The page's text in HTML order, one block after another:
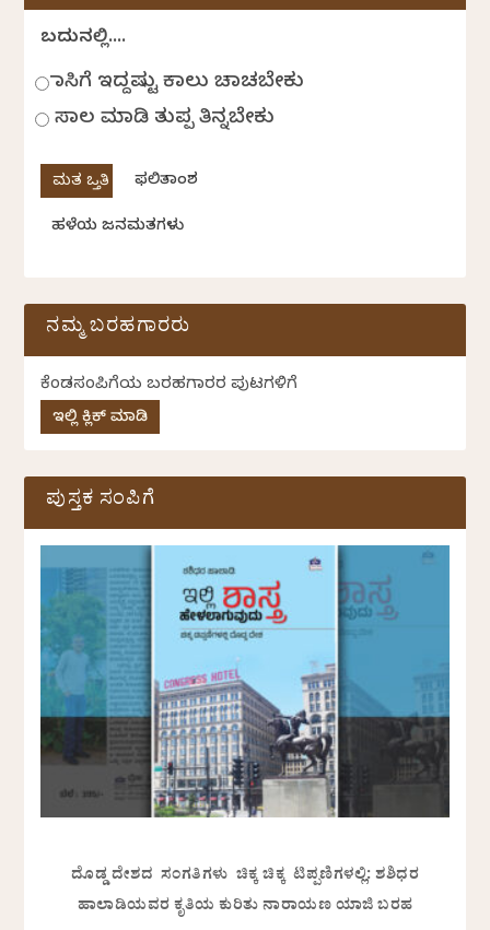
ಬದುಕಿನಲ್ಲಿ....
ಹಾಸಿಗೆ ಇದ್ದಷ್ಟು ಕಾಲು ಚಾಚಬೇಕು
ಸಾಲ ಮಾಡಿ ತುಪ್ಪ ತಿನ್ನಬೇಕು
ಫಲಿತಾಂಶ
ಹಳೆಯ ಜನಮತಗಳು
ನಮ್ಮ ಬರಹಗಾರರು
ಕೆಂಡಸಂಪಿಗೆಯ ಬರಹಗಾರರ ಪುಟಗಳಿಗೆ
ಇಲ್ಲಿ ಕ್ಲಿಕ್ ಮಾಡಿ
ಪುಸ್ತಕ ಸಂಪಿಗೆ
ದೊಡ್ಡ ದೇಶದ ಸಂಗತಿಗಳು ಚಿಕ್ಕ ಚಿಕ್ಕ ಟಿಪ್ಪಣಿಗಳಲ್ಲಿ: ಶಶಿಧರ
ಹಾಲಾಡಿಯವರ ಕೃತಿಯ ಕುರಿತು ನಾರಾಯಣ ಯಾಜಿ ಬರಹ